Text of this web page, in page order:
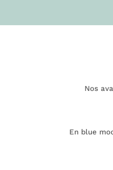
Nos
En blue